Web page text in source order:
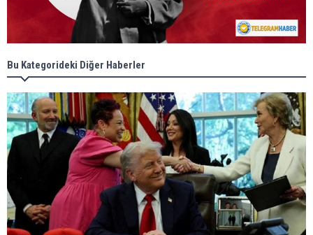
Bu Kategorideki Diğer Haberler